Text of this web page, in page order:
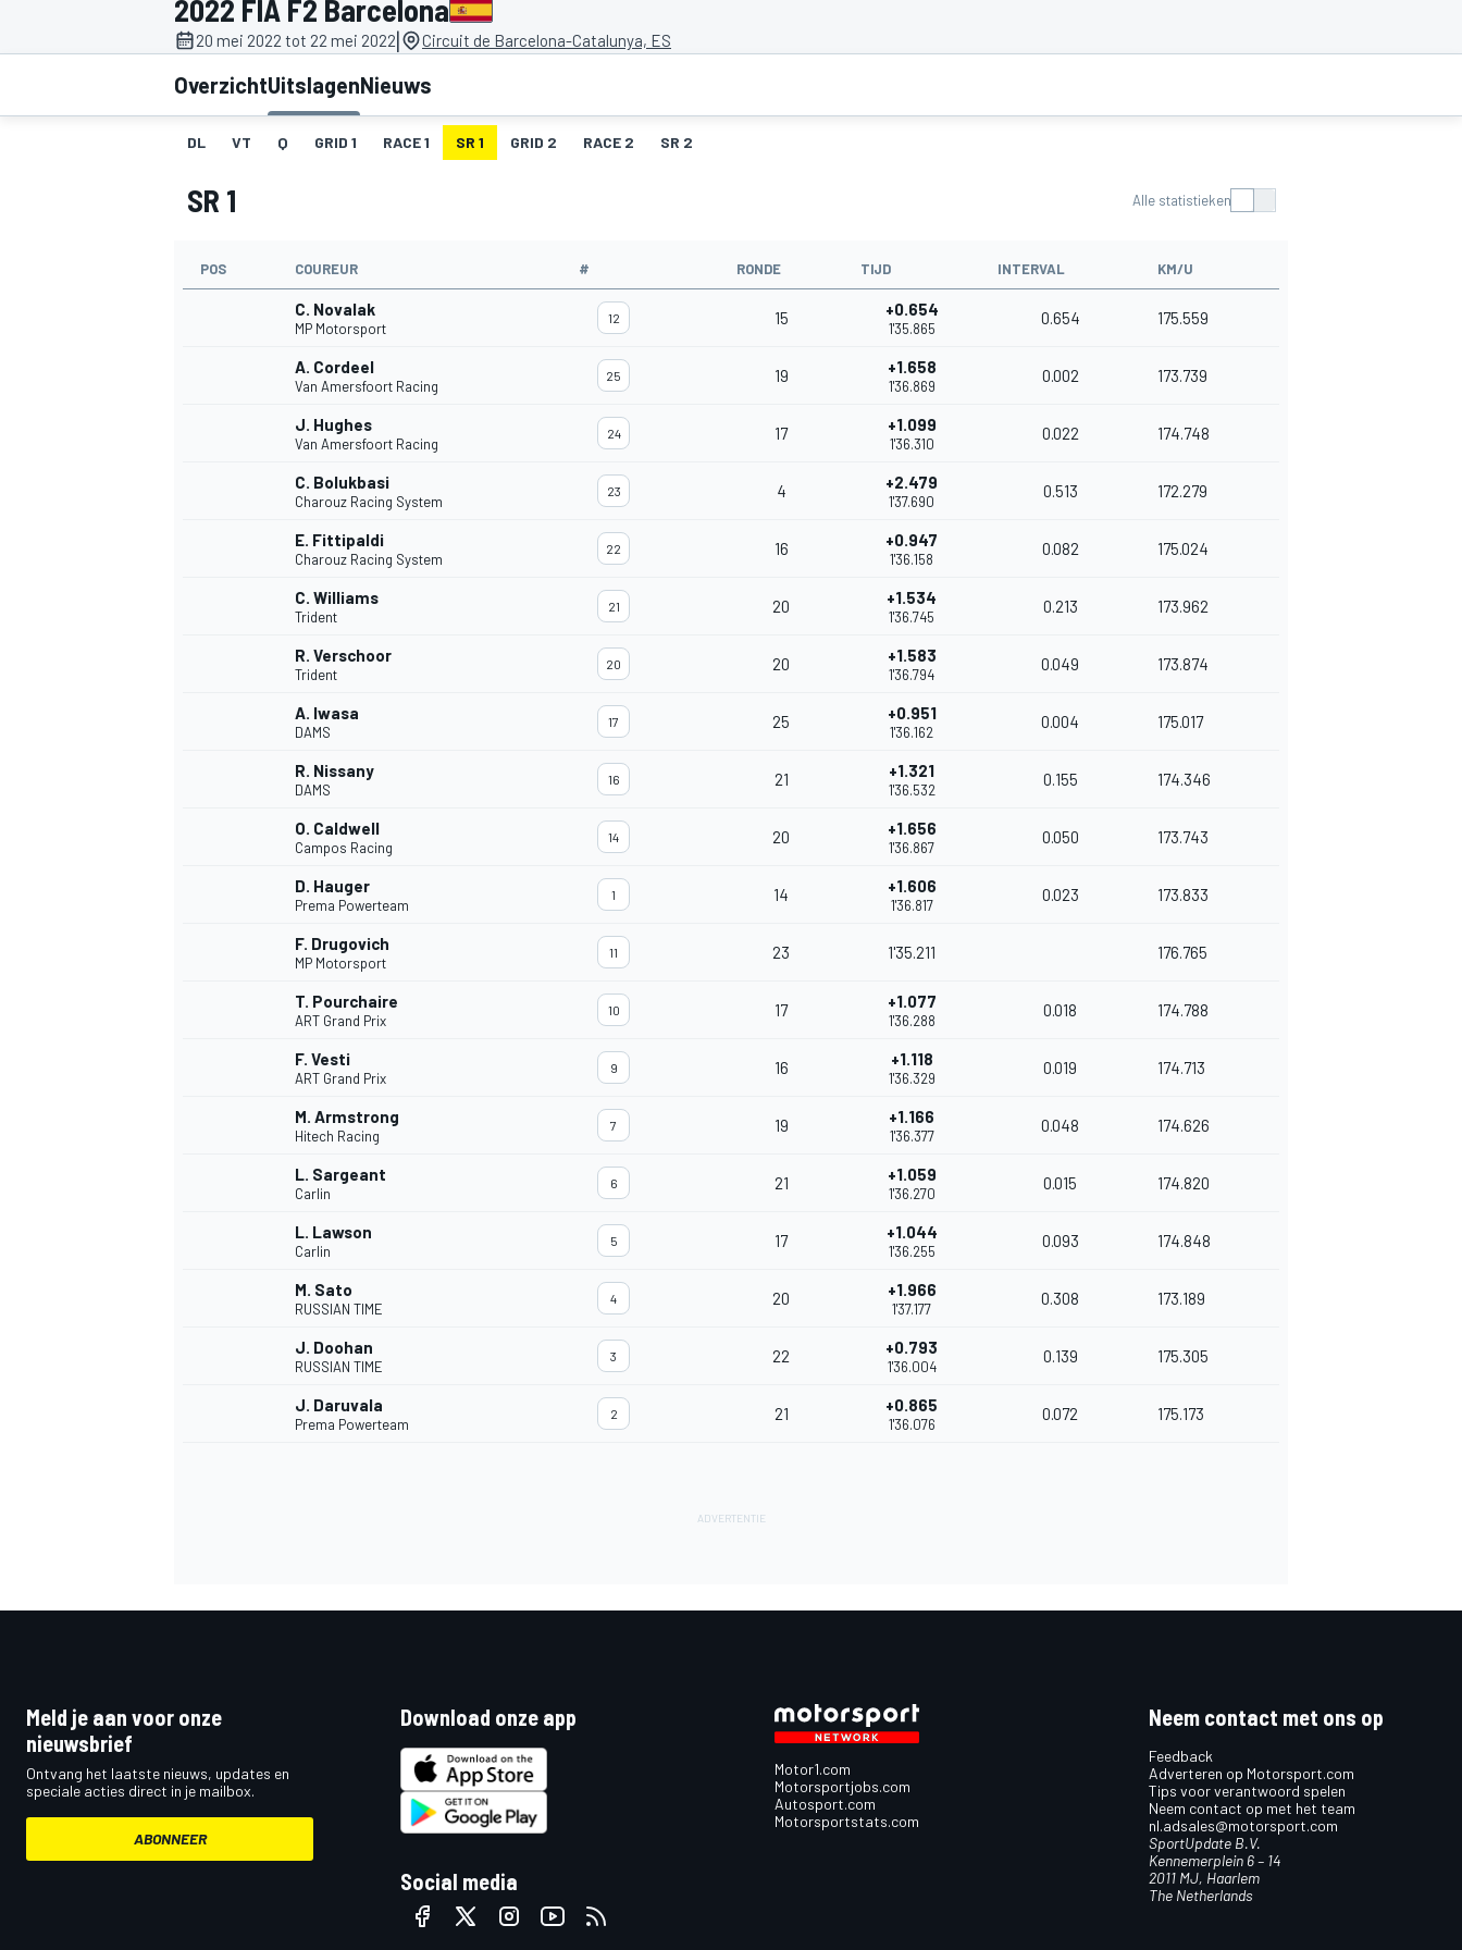
DTM
2022 FIA F2 Barcelona
20 mei 2022 tot 22 mei 2022| Circuit de Barcelona-Catalunya, ES
OverzichtUitslagenNieuws
DL VT Q GRID 1 RACE 1 SR 1 GRID 2 RACE 2 SR 2
SR 1 Alle statistieken
POS COUREUR # RONDE TIJD INTERVAL KM/U
C. Novalak
MP Motorsport
12 15 +0.654
1'35.865
0.654 175.559
A. Cordeel
Van Amersfoort Racing
25 19 +1.658
1'36.869
0.002 173.739
J. Hughes
Van Amersfoort Racing
24 17 +1.099
1'36.310
0.022 174.748
C. Bolukbasi
Charouz Racing System
23 4 +2.479
1'37.690
0.513 172.279
E. Fittipaldi
Charouz Racing System
22 16 +0.947
1'36.158
0.082 175.024
C. Williams
Trident
21 20 +1.534
1'36.745
0.213 173.962
R. Verschoor
Trident
20 20 +1.583
1'36.794
0.049 173.874
A. Iwasa
DAMS
17 25 +0.951
1'36.162
0.004 175.017
R. Nissany
DAMS
16 21 +1.321
1'36.532
0.155 174.346
O. Caldwell
Campos Racing
14 20 +1.656
1'36.867
0.050 173.743
D. Hauger
Prema Powerteam
1 14 +1.606
1'36.817
0.023 173.833
F. Drugovich
MP Motorsport
11 23 1'35.211 176.765
T. Pourchaire
ART Grand Prix
10 17 +1.077
1'36.288
0.018 174.788
F. Vesti
ART Grand Prix
9 16 +1.118
1'36.329
0.019 174.713
M. Armstrong
Hitech Racing
7 19 +1.166
1'36.377
0.048 174.626
L. Sargeant
Carlin
6 21 +1.059
1'36.270
0.015 174.820
L. Lawson
Carlin
5 17 +1.044
1'36.255
0.093 174.848
M. Sato
RUSSIAN TIME
4 20 +1.966
1'37.177
0.308 173.189
J. Doohan
RUSSIAN TIME
3 22 +0.793
1'36.004
0.139 175.305
J. Daruvala
Prema Powerteam
2 21 +0.865
1'36.076
0.072 175.173
Meld je aan voor onze
nieuwsbrief
Ontvang het laatste nieuws, updates en
speciale acties direct in je mailbox.
ABONNEER
Download onze app
Social media
Motor1.com
Motorsportjobs.com
Autosport.com
Motorsportstats.com
Neem contact met ons op
Feedback
Adverteren op Motorsport.com
Tips voor verantwoord spelen
Neem contact op met het team
nl.adsales@motorsport.com
SportUpdate B.V.
Kennemerplein 6 – 14
2011 MJ, Haarlem
The Netherlands